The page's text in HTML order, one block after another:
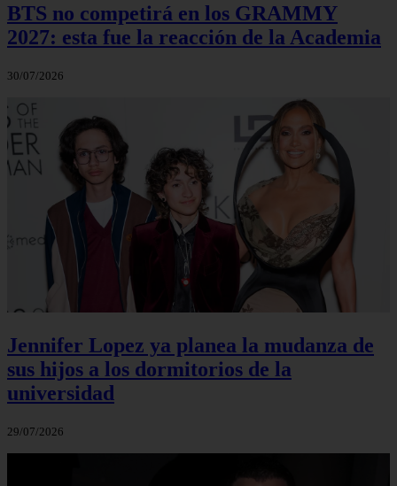
BTS no competirá en los GRAMMY
2027: esta fue la reacción de la Academia
30/07/2026
Jennifer Lopez ya planea la mudanza de
sus hijos a los dormitorios de la
universidad
29/07/2026